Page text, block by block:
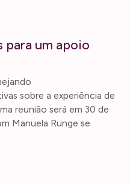
para um apoio
sobre a experiência de
reunião será em 30 de
Manuela Runge se